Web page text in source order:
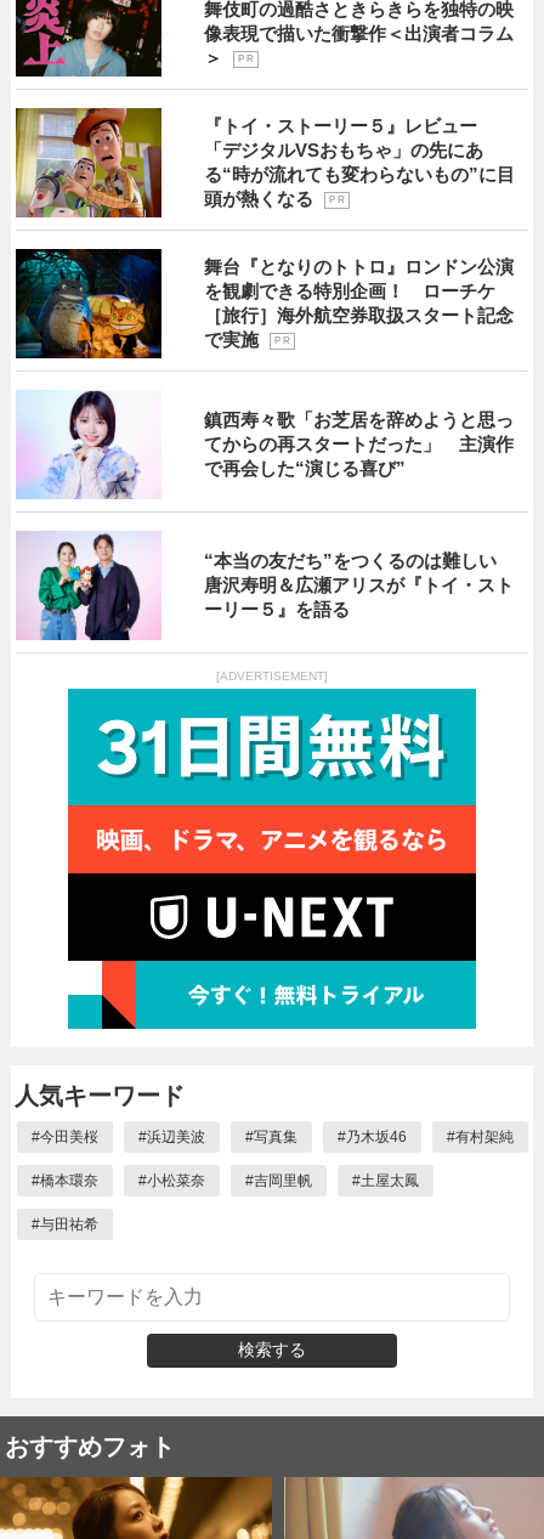
舞伎町の過酷さときらきらを独特の映
像表現で描いた衝撃作＜出演者コラム
＞
P R
『トイ・ストーリー５』レビュー
「デジタルVSおもちゃ」の先にあ
る“時が流れても変わらないもの”に目
頭が熱くなる
P R
舞台『となりのトトロ』ロンドン公演
を観劇できる特別企画！ ローチケ
［旅行］海外航空券取扱スタート記念
で実施
P R
鎮西寿々歌「お芝居を辞めようと思っ
てからの再スタートだった」 主演作
で再会した“演じる喜び”
“本当の友だち”をつくるのは難しい
唐沢寿明＆広瀬アリスが『トイ・スト
ーリー５』を語る
[ADVERTISEMENT]
人気キーワード
#今田美桜 #浜辺美波 #写真集 #乃木坂46 #有村架純
#橋本環奈 #小松菜奈 #吉岡里帆 #土屋太鳳
#与田祐希
検索する
おすすめフォト